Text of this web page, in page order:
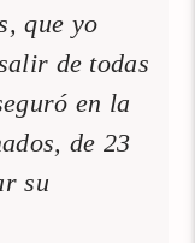
que yo
de todas
en la
de 23
su